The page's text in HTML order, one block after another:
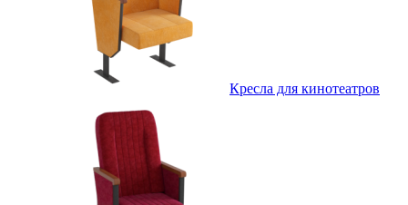
Кресла для кинотеатров